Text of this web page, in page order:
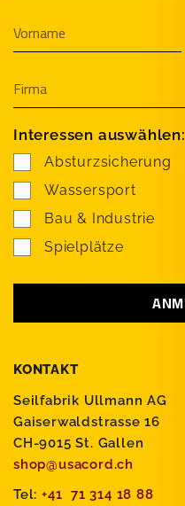
KONTAKT
Seilfabrik Ullmann AG
Gaiserwaldstrasse 16
CH-9015 St. Gallen
shop@usacord.ch
Tel: +41 71 314 18 88
Interessen auswählen:
Absturzsicherung
Wassersport
Bau & Industrie
Spielplätze